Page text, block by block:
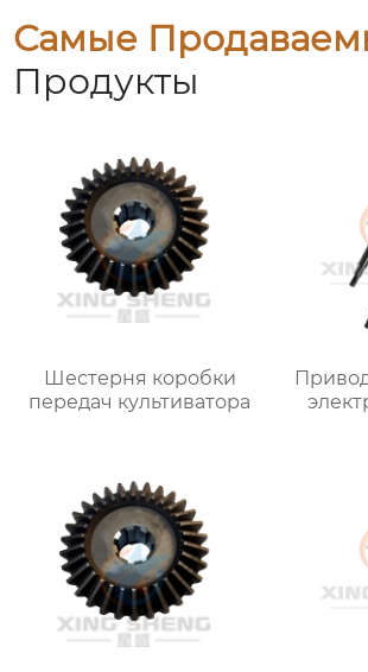
Самые
Продукты
Шестерня коробки
передач культиватора